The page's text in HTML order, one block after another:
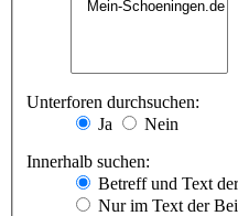
Unterforen durchsuchen:
Ja
Nein
Innerhalb suchen:
Betreff und Text
Nur im Text der